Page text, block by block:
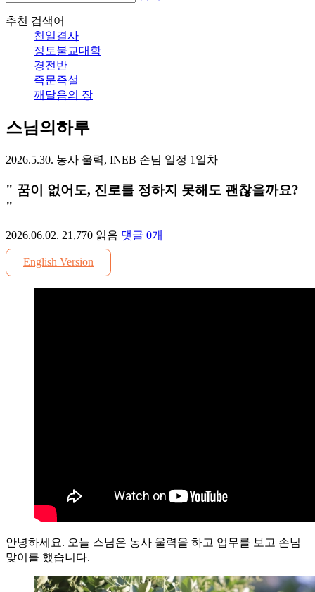
추천 검색어
천일결사
정토불교대학
경전반
즉문즉설
깨달음의 장
스님의하루
2026.5.30. 농사 울력, INEB 손님 일정 1일차
" 꿈이 없어도, 진로를 정하지 못해도 괜찮을까요?
"
2026.06.02. 21,770 읽음 댓글 0개
English Version
안녕하세요. 오늘 스님은 농사 울력을 하고 업무를 보고 손님
맞이를 했습니다.